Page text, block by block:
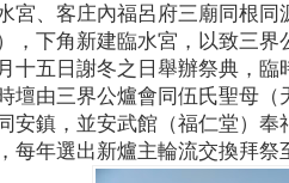
宮、客庄內福呂府三廟同根
，下角新建臨水宮，以致三
十五日謝冬之日舉辦祭典，
壇由三界公爐會同伍氏聖母
安鎮，並安武館（福仁堂）
每年選出新爐主輪流交換拜